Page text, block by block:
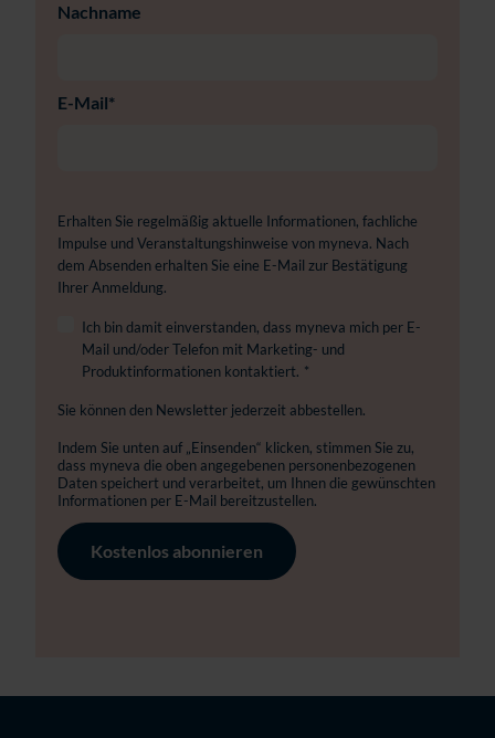
Nachname
E-Mail*
Erhalten Sie regelmäßig aktuelle Informationen, fachliche
Impulse und Veranstaltungshinweise von myneva. Nach
dem Absenden erhalten Sie eine E-Mail zur Bestätigung
Ihrer Anmeldung.
Ich bin damit einverstanden, dass myneva mich per E-
Mail und/oder Telefon mit Marketing- und
Produktinformationen kontaktiert. *
Sie können den Newsletter jederzeit abbestellen.
Indem Sie unten auf „Einsenden“ klicken, stimmen Sie zu,
dass myneva die oben angegebenen personenbezogenen
Daten speichert und verarbeitet, um Ihnen die gewünschten
Informationen per E-Mail bereitzustellen.